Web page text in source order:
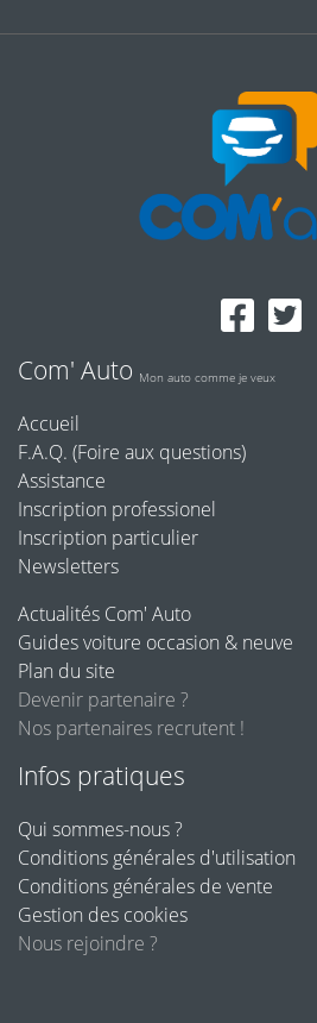
Com' Auto Mon auto comme je veux
Accueil
F.A.Q. (Foire aux questions)
Assistance
Inscription professionel
Inscription particulier
Newsletters
Actualités Com' Auto
Guides voiture occasion & neuve
Plan du site
Devenir partenaire ?
Nos partenaires recrutent !
Infos pratiques
Qui sommes-nous ?
Conditions générales d'utilisation
Conditions générales de vente
Gestion des cookies
Nous rejoindre ?